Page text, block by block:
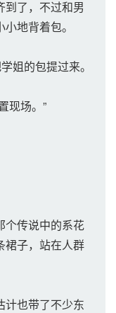
了，不过和男
地背着包。
姐的包提过来。
现场。”
个传说中的系花
裙子，站在人群
也带了不少东